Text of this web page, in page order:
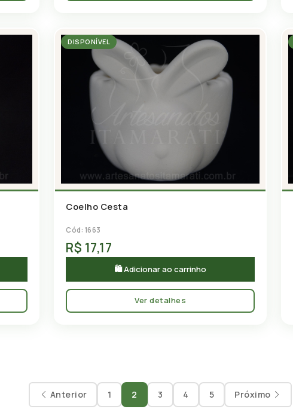
DISPONÍVEL
Coelho Cesta
Cód: 1663
R$ 17,17
🛍 Adicionar ao carrinho
Ver detalhes
Anterior 1 2 3 4 5 Próximo